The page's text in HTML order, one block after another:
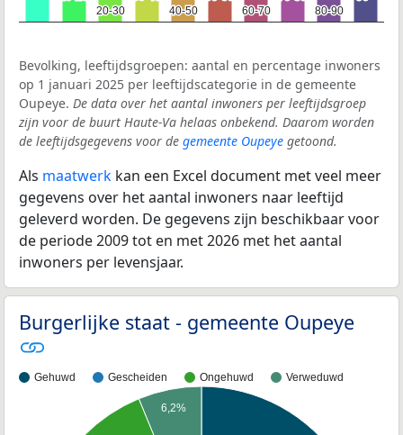
20-30
20-30
40-50
40-50
60-70
60-70
80-90
80-90
Bevolking, leeftijdsgroepen: aantal en percentage inwoners
op 1 januari 2025 per leeftijdscategorie in de gemeente
Oupeye. De data over het aantal inwoners per leeftijdsgroep
zijn voor de buurt Haute-Va helaas onbekend. Daarom worden
de leeftijdsgegevens voor de gemeente Oupeye getoond.
Als maatwerk kan een Excel document met veel meer
gegevens over het aantal inwoners naar leeftijd
geleverd worden. De gegevens zijn beschikbaar voor
de periode 2009 tot en met 2026 met het aantal
inwoners per levensjaar.
Burgerlijke staat - gemeente Oupeye
Gehuwd Gescheiden Ongehuwd Verweduwd
6,2%